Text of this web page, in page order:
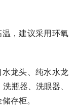
温，建议采用环氧
水龙头、纯水水龙
瓶器、洗眼器、
存柜。